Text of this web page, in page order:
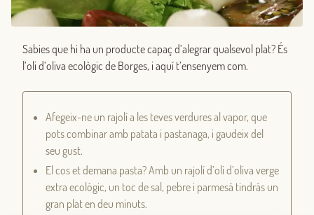
Sabies que hi ha un producte capaç d’alegrar qualsevol plat? És
l’oli d’oliva ecològic de Borges, i aquí t’ensenyem com.
Afegeix-ne un rajolí a les teves verdures al vapor, que
pots combinar amb patata i pastanaga, i gaudeix del
seu gust.
El cos et demana pasta? Amb un rajolí d’oli d’oliva verge
extra ecològic, un toc de sal, pebre i parmesà tindràs un
gran plat en deu minuts.